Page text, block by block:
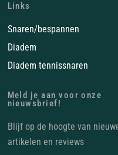
Links
Snaren/bespannen
Diadem
Diadem tennissnaren
Meld je aan voor onze
nieuwsbrief!
Blijf op de hoogte van
artikelen en reviews